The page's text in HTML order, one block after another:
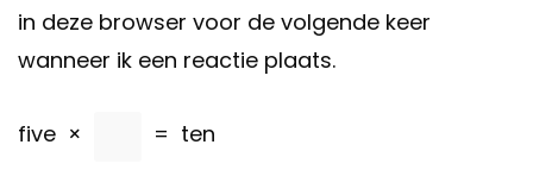
in deze browser voor de volgende keer
wanneer ik een reactie plaats.
five × = ten